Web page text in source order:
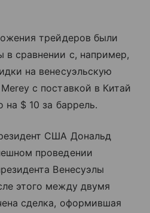
трейдеров были
в сравнении с, например,
на венесуэльскую
с поставкой в ​​Китай
на $ 10 за баррель.
США Дональд
проведении
Венесуэлы
этого между двумя
сделка, оформившая